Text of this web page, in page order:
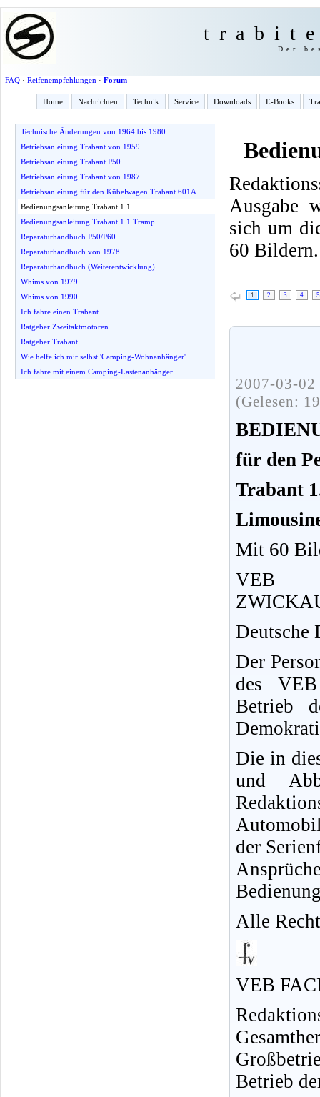
Der
FAQ· Reifenempfehlungen · Forum
Home Nachrichten Technik Service Downloads E-Books
Technische Änderungen von 1964 bis 1980
Betriebsanleitung Trabant von 1959
Betriebsanleitung Trabant P50
Betriebsanleitung Trabant von 1987
Betriebsanleitung für den Kübelwagen Trabant 601A
Bedienungsanleitung Trabant 1.1
Bedienungsanleitung Trabant 1.1 Tramp
Reparaturhandbuch P50/P60
Reparaturhandbuch von 1978
Reparaturhandbuch (Weiterentwicklung)
Whims von 1979
Whims von 1990
Ich fahre einen Trabant
Ratgeber Zweitaktmotoren
Ratgeber Trabant
Wie helfe ich mir selbst 'Camping-Wohnanhänger'
Ich fahre mit einem Camping-Lastenanhänger
Ausgabe
sich um
60 Bildern.
1 2 3 4 5
2007-03-
(Gelesen:
für den
Trabant
Mit 60
VEB
Deutsche
Der
des
Betrieb
Die in
und
der
Alle
VEB
Betrieb